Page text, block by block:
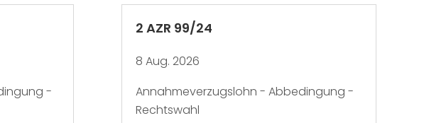
-
2 AZR 99/24
8 Aug. 2026
Annahmeverzugslohn - Abbedingung -
Rechtswahl